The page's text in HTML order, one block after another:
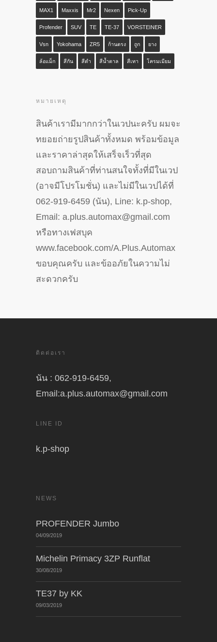
MAX1 Maxxis Mr2 Nexen Pick-Up
Profender SUV TE TE-37 VORSTEINER
Vsn Yokohama ZR5 ก้านตรง ถูก ยาง
ล้อแม็ก สีกัน สีดำ สีน้ำตาล สีเทา โครมเมียม
หมายเหตุ
สินค้าเรามีมากกว่าในเวปนะครับ ผมจะ
ทยอยถ่ายรูปสินค้าทั้งหมด พร้อมข้อมูล
และราคาล่าสุดให้เสร็จเร็วที่สุด
สอบถามสินค้าที่ท่านสนใจทั้งที่มีในเวป
(อาจมีโปรโมชั่น) และไม่มีในเวปได้ที่
062-919-6459 (นัน), Line: k.p-shop,
Email: a.plus.automax@gmail.com
หรือทางเฟสบุค
www.facebook.com/A.Plus.Automax
ขอบคุณครับ และข้ออภัยในความไม่
สะดวกครับ
ติดต่อเรา
นัน : 062-919-6459,
Email:a.plus.automax@gmail.com
LINE ID
k.p-shop
NEWS
PROFENDER Jumbo
04/09/2019
Michelin Primacy 3ZP Runflat
30/08/2019
TE37 by KK
09/03/2019